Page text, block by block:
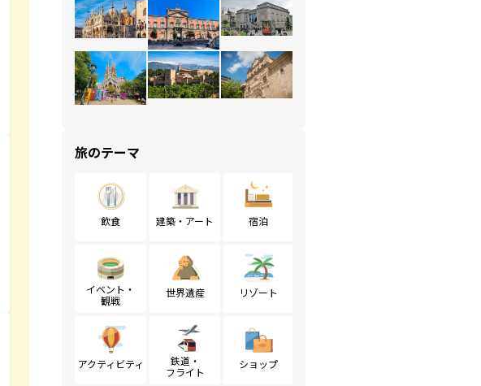
旅のテーマ
飲食 建築・アート 宿泊
イベント・
観戦
世界遺産 リゾート
アクティビティ
鉄道・
フライト
ショップ